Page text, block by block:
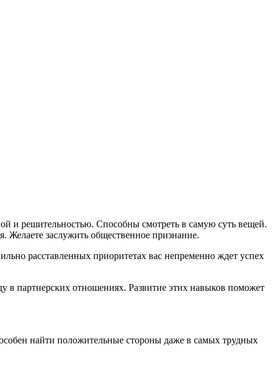
и решительностью. Способны смотреть в самую суть вещей.
заслужить общественное признание.
расставленных приоритетах вас непременно ждет успех
в партнерских отношениях. Развитие этих навыков поможет
найти положительные стороны даже в самых трудных